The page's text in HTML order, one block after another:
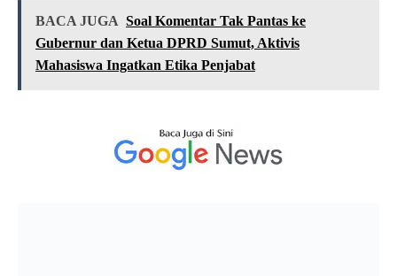
BACA JUGA Soal Komentar Tak Pantas ke
Gubernur dan Ketua DPRD Sumut, Aktivis
Mahasiswa Ingatkan Etika Penjabat